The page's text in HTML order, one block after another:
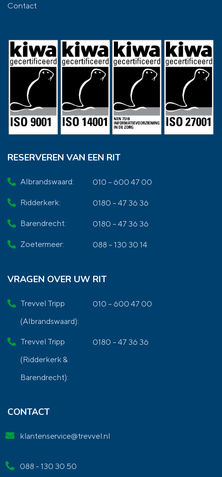
Contact
RESERVEREN VAN EEN RIT
Albrandswaard: 010 – 600 47 00
Ridderkerk: 0180 – 47 36 36
Barendrecht: 0180 – 47 36 36
Zoetermeer: 088 – 130 30 14
VRAGEN OVER UW RIT
Trevvel Tripp
(Albrandswaard):
010 – 600 47 00
Trevvel Tripp
(Ridderkerk &
Barendrecht):
0180 – 47 36 36
CONTACT
klantenservice@trevvel.nl
088 - 130 30 50